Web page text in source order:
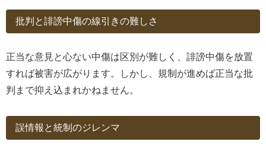
批判と誹謗中傷の線引きの難しさ
正当な意見と心ない中傷は区別が難しく、誹謗中傷を放置
すれば被害が広がります。しかし、規制が進めば正当な批
判まで抑え込まれかねません。
誤情報と統制のジレンマ